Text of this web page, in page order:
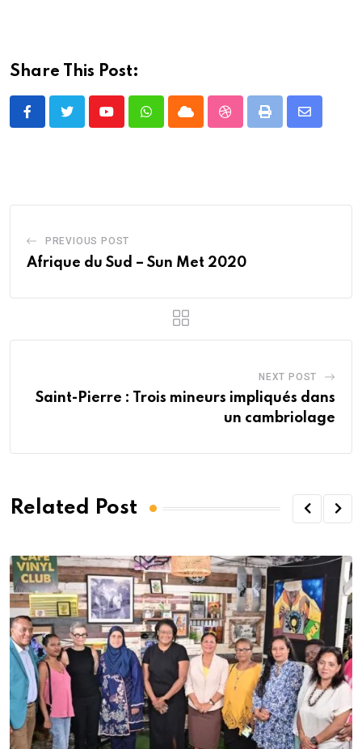
Share This Post:
YoutubeWhatsappCloud StumbleUpon
Print
Share
PREVIOUS POST
Afrique du Sud – Sun Met 2020
NEXT POST
Saint-Pierre : Trois mineurs impliqués dans
un cambriolage
Related Post